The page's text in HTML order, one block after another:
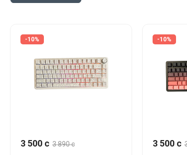
-10%
3 500 c 3 890 c
-10%
3 500 c